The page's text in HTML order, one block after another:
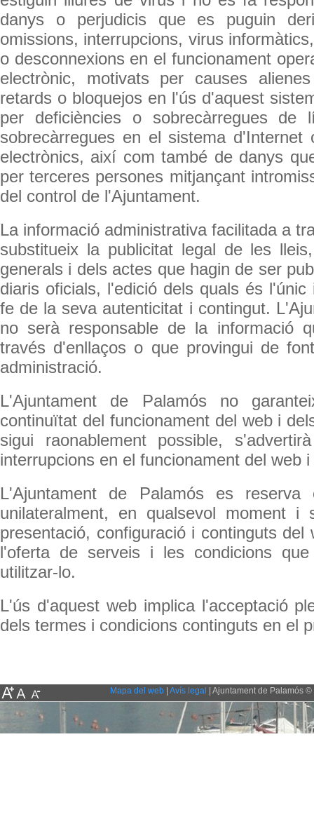
danys o perjudicis que es puguin
omissions, interrupcions, virus
o desconnexions en el funcionament
electrònic, motivats per causes
retards o bloquejos en l'ús d'aquest
per deficiències o sobrecàrregues de
sobrecàrregues en el sistema d'Internet
electrònics, així com també de danys
per terceres persones mitjançant
del control de l'Ajuntament.
La informació administrativa facilitada a
substitueix la publicitat legal de les
generals i dels actes que hagin de ser
diaris oficials, l'edició dels quals és l'únic
fe de la seva autenticitat i contingut.
no serà responsable de la informació
través d'enllaços o que provingui de
administració.
L'Ajuntament de Palamós no
continuïtat del funcionament del web i
sigui raonablement possible,
interrupcions en el funcionament del web
L'Ajuntament de Palamós es
unilateralment, en qualsevol moment
presentació, configuració i continguts
l'oferta de serveis i les condicions
utilitzar-lo.
L'ús d'aquest web implica l'acceptació
dels termes i condicions continguts en el
Mapa del web Avís legal | Ajuntament de Palamós